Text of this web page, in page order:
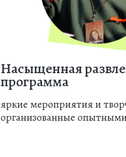
Насыщенная
программа
яркие мероприятия и
организованные